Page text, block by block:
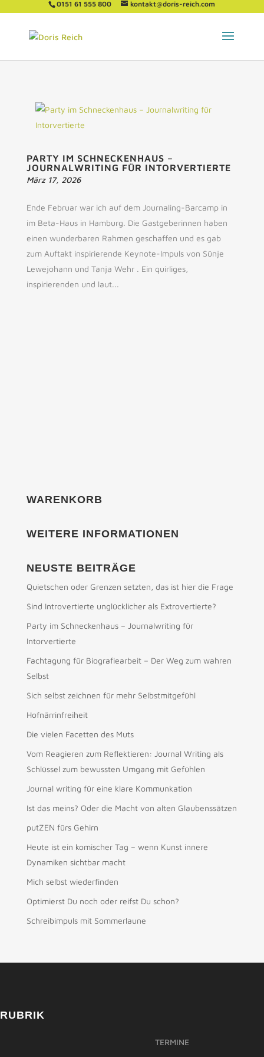
0151 61 555 800 kontakt@doris-reich.com
PARTY IM SCHNECKENHAUS –
JOURNALWRITING FÜR INTORVERTIERTE
März 17, 2026
Ende Februar war ich auf dem Journaling-Barcamp in
im Beta-Haus in Hamburg. Die Gastgeberinnen haben
einen wunderbaren Rahmen geschaffen und es gab
zum Auftakt inspirierende Keynote-Impuls von Sünje
Lewejohann und Tanja Wehr . Ein quirliges,
inspirierenden und laut...
WARENKORB
WEITERE INFORMATIONEN
NEUSTE BEITRÄGE
Quietschen oder Grenzen setzten, das ist hier die Frage
Sind Introvertierte unglücklicher als Extrovertierte?
Party im Schneckenhaus – Journalwriting für
Intorvertierte
Fachtagung für Biografiearbeit – Der Weg zum wahren
Selbst
Sich selbst zeichnen für mehr Selbstmitgefühl
Hofnärrinfreiheit
Die vielen Facetten des Muts
Vom Reagieren zum Reflektieren: Journal Writing als
Schlüssel zum bewussten Umgang mit Gefühlen
Journal writing für eine klare Kommunkation
Ist das meins? Oder die Macht von alten Glaubenssätzen
putZEN fürs Gehirn
Heute ist ein komischer Tag – wenn Kunst innere
Dynamiken sichtbar macht
Mich selbst wiederfinden
Optimierst Du noch oder reifst Du schon?
Schreibimpuls mit Sommerlaune
RUBRIK
TERMINE